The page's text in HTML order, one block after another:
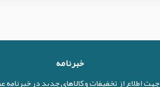
خبرنامه
جهت اطلاع از تخفیفات و کالاهای جدید در